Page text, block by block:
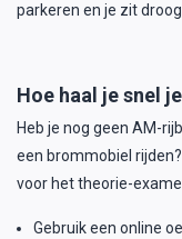
parkeren en je zit
Hoe haal je snel
Heb je nog geen AM-
een brommobiel
voor het theorie-
Gebruik een online